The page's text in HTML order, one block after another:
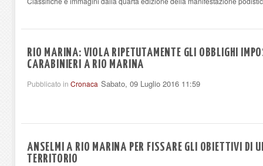
RIO MARINA: VIOLA RIPETUTAMENTE GLI OBBLIGHI
CARABINIERI A RIO MARINA
Pubblicato in Cronaca Sabato, 09 Luglio 2016 11:59
ANSELMI A RIO MARINA PER FISSARE GLI OBIETTIVI DI
TERRITORIO